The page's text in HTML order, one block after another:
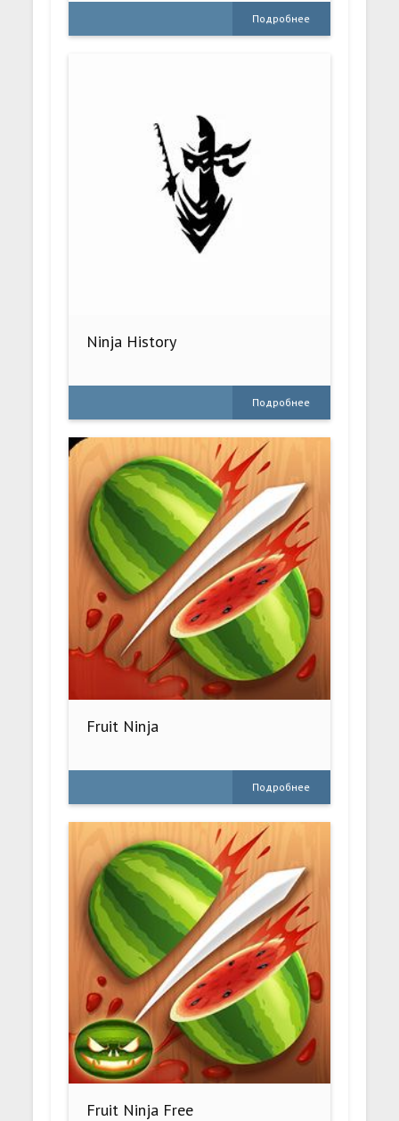
Подробнее
Ninja History
Подробнее
Fruit Ninja
Подробнее
Fruit Ninja Free